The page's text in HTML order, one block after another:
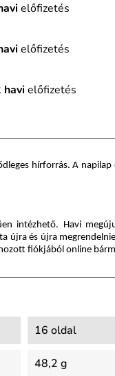
előfizetés
előfizetés
havielőfizetés
hírforrás. A
intézhető. Havi
újra és újra
fiókjából online
16 oldal
48,2 g